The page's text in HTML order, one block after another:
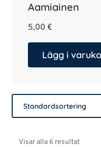
Aamiainen
5,00 €
Lägg i
Visar alla 6 resultat